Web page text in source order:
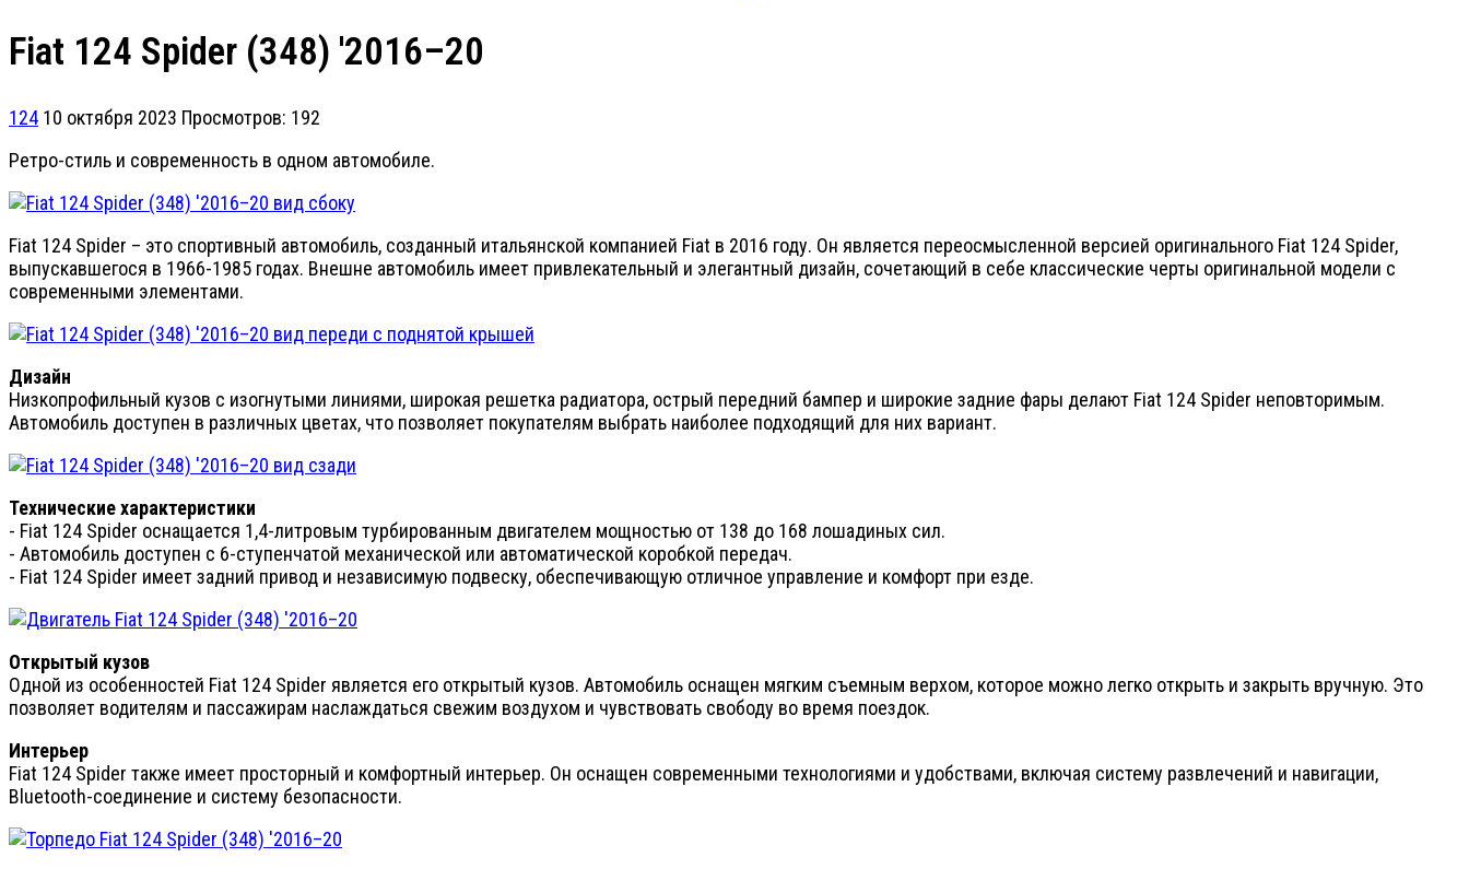
Fiat 124 Spider (348) '2016–20
124 10 октября 2023 Просмотров: 192
Ретро-стиль и современность в одном автомобиле.
Fiat 124 Spider – это спортивный автомобиль, созданный итальянской компанией Fiat в 2016 году. Он является переосмысленной версией оригинального Fiat 124 Spider,
выпускавшегося в 1966-1985 годах. Внешне автомобиль имеет привлекательный и элегантный дизайн, сочетающий в себе классические черты оригинальной модели с
современными элементами.
Дизайн
Низкопрофильный кузов с изогнутыми линиями, широкая решетка радиатора, острый передний бампер и широкие задние фары делают Fiat 124 Spider неповторимым.
Автомобиль доступен в различных цветах, что позволяет покупателям выбрать наиболее подходящий для них вариант.
Технические характеристики
- Fiat 124 Spider оснащается 1,4-литровым турбированным двигателем мощностью от 138 до 168 лошадиных сил.
- Автомобиль доступен с 6-ступенчатой механической или автоматической коробкой передач.
- Fiat 124 Spider имеет задний привод и независимую подвеску, обеспечивающую отличное управление и комфорт при езде.
Открытый кузов
Одной из особенностей Fiat 124 Spider является его открытый кузов. Автомобиль оснащен мягким съемным верхом, которое можно легко открыть и закрыть вручную. Это
позволяет водителям и пассажирам наслаждаться свежим воздухом и чувствовать свободу во время поездок.
Интерьер
Fiat 124 Spider также имеет просторный и комфортный интерьер. Он оснащен современными технологиями и удобствами, включая систему развлечений и навигации,
Bluetooth-соединение и систему безопасности.